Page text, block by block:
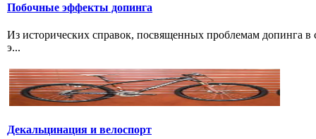
Побочные эффекты допинга
Из исторических справок, посвященных проблемам допинга в
э...
Декальцинация и велоспорт